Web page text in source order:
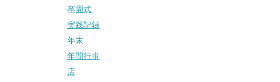
卒園式
実践記録
年末
年間行事
店